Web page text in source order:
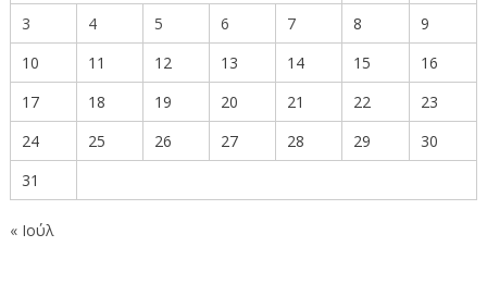
3
4 5 6 7 8
9
10
11 12 13 14 15
16
17
18 19 20 21 22
23
24
25 26 27 28 29
30
31
« Ιούλ